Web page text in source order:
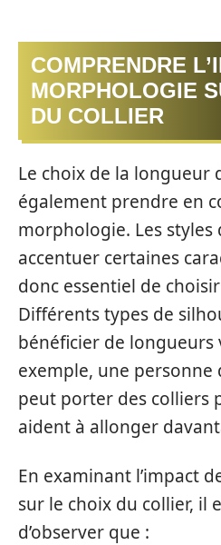
COMPRENDRE
MORPHOLOGIE
DU COLLIER
Le choix de la longueur
également prendre en
morphologie. Les
accentuer certaines
donc essentiel de
Différents types de
bénéficier de longueurs
exemple, une personne
peut porter des colliers
aident à allonger
En examinant l’impact
sur le choix du collier, il
d’observer que :